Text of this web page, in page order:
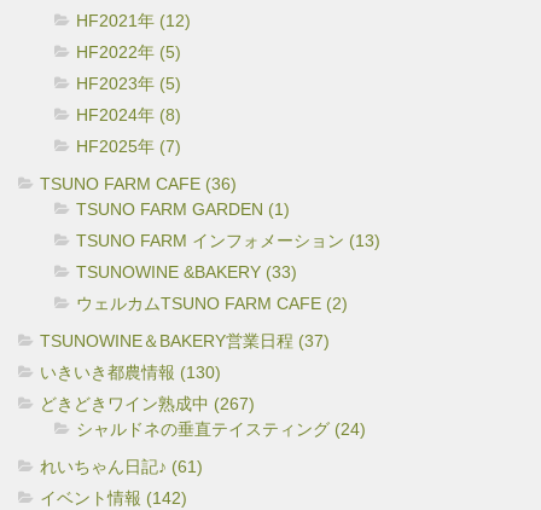
HF2021年 (12)
HF2022年 (5)
HF2023年 (5)
HF2024年 (8)
HF2025年 (7)
TSUNO FARM CAFE (36)
TSUNO FARM GARDEN (1)
TSUNO FARM インフォメーション (13)
TSUNOWINE &BAKERY (33)
ウェルカムTSUNO FARM CAFE (2)
TSUNOWINE＆BAKERY営業日程 (37)
いきいき都農情報 (130)
どきどきワイン熟成中 (267)
シャルドネの垂直テイスティング (24)
れいちゃん日記♪ (61)
イベント情報 (142)